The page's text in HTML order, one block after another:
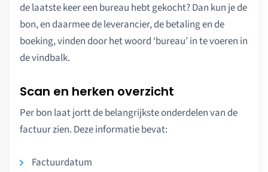
de laatste keer een bureau hebt gekocht? Dan kun je de
bon, en daarmee de leverancier, de betaling en de
boeking, vinden door het woord ‘bureau’ in te voeren in
de vindbalk.
Scan en herken overzicht
Per bon laat jortt de belangrijkste onderdelen van de
factuur zien. Deze informatie bevat:
Factuurdatum